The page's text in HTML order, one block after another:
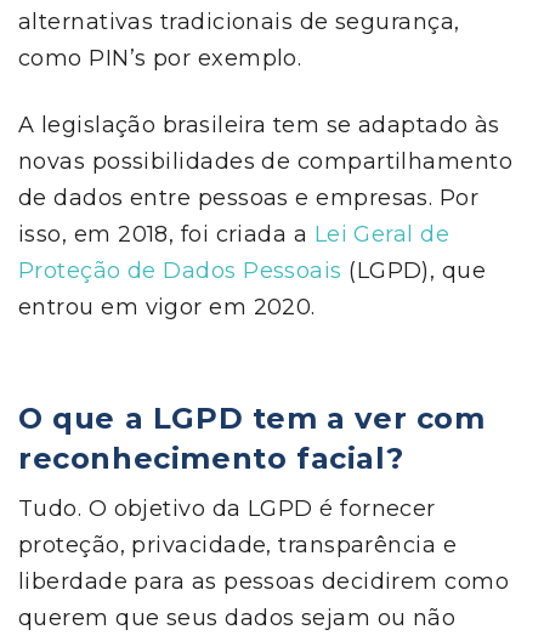
alternativas tradicionais de segurança,
como PIN’s por exemplo.
A legislação brasileira tem se adaptado às
novas possibilidades de compartilhamento
de dados entre pessoas e empresas. Por
isso, em 2018, foi criada a Lei Geral de
Proteção de Dados Pessoais (LGPD), que
entrou em vigor em 2020.
O que a LGPD tem a ver com
reconhecimento facial?
Tudo. O objetivo da LGPD é fornecer
proteção, privacidade, transparência e
liberdade para as pessoas decidirem como
querem que seus dados sejam ou não